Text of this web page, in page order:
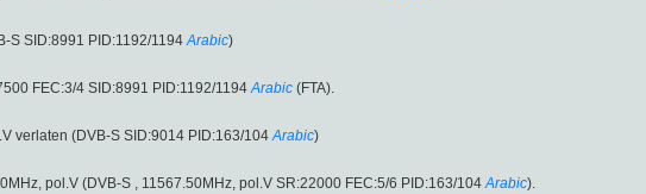
S SID:8991 PID:1192/1194 Arabic)
FEC:3/4 SID:8991 PID:1192/1194 Arabic (FTA).
verlaten (DVB-S SID:9014 PID:163/104 Arabic)
pol.V (DVB-S , 11567.50MHz, pol.V SR:22000 FEC:5/6 PID:163/104 Arabic).